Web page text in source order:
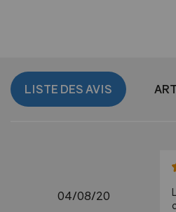
LISTE DES AVIS
04/08/20